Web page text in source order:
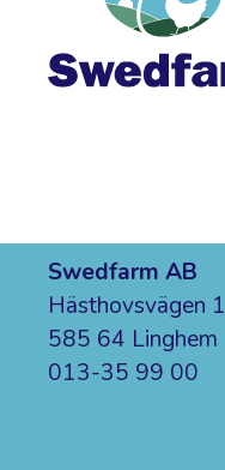
Swedfarm AB
Hästhovsvägen 1
585 64 Linghem
013-35 99 00